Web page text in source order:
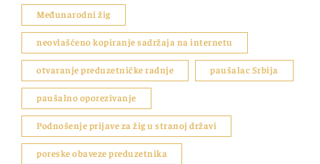
Međunarodni žig
neovlašćeno kopiranje sadržaja na internetu
otvaranje preduzetničke radnje paušalac Srbija
paušalno oporezivanje
Podnošenje prijave za žig u stranoj državi
poreske obaveze preduzetnika